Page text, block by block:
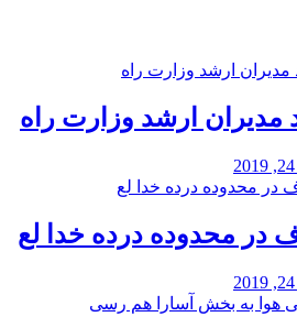
مدیران ارشد وزارت راه
در محدوده درده خدا لع